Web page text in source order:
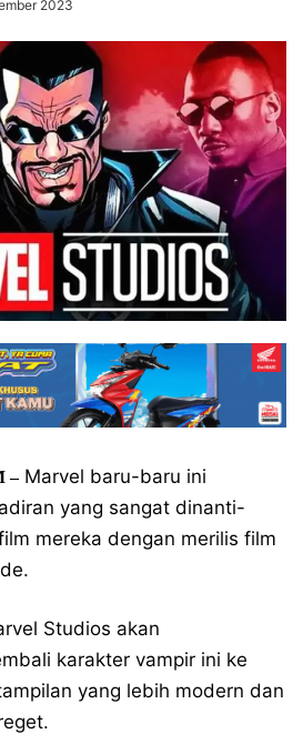
2023
–Marvel baru-baru ini
yang sangat dinanti-
mereka dengan merilis film
Studios akan
karakter vampir ini ke
yang lebih modern dan